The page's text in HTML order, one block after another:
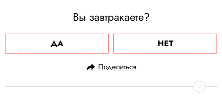
Вы завтракаете?
ДА НЕТ
Поделиться